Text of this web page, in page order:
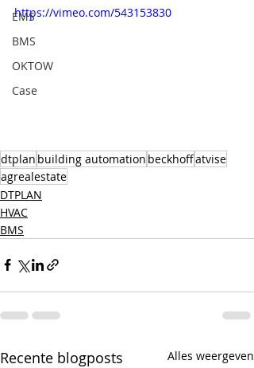
EMS
BMS
OKTOW
Case
https://vimeo.com/543153830
dtplan building automation beckhoffatvise
agrealestate
DTPLAN
HVAC
BMS
Recente blogposts Alles weergeven